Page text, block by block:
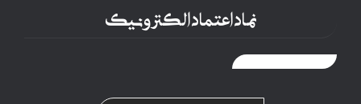
نماد اعتماد الکترونیک